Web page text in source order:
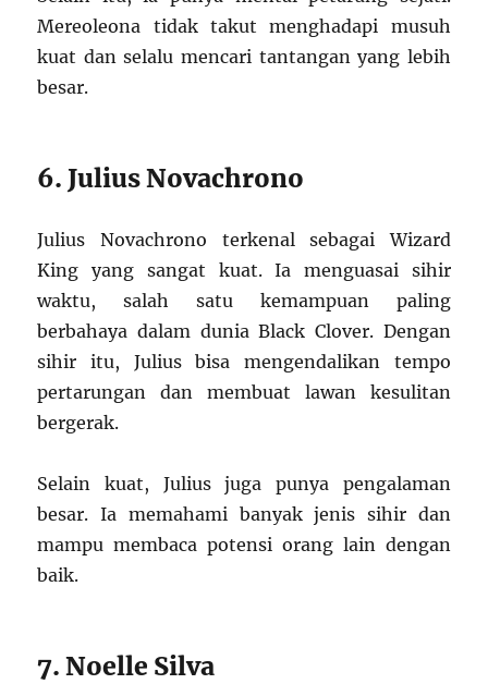
Mereoleona tidak takut menghadapi musuh
kuat dan selalu mencari tantangan yang lebih
besar.
6. Julius Novachrono
Julius Novachrono terkenal sebagai Wizard
King yang sangat kuat. Ia menguasai sihir
waktu, salah satu kemampuan paling
berbahaya dalam dunia Black Clover. Dengan
sihir itu, Julius bisa mengendalikan tempo
pertarungan dan membuat lawan kesulitan
bergerak.
Selain kuat, Julius juga punya pengalaman
besar. Ia memahami banyak jenis sihir dan
mampu membaca potensi orang lain dengan
baik.
7. Noelle Silva